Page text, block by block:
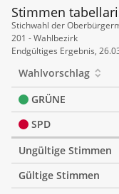
Stimmen
Stimmen
tabellarisch
Stichwahl der
201 - Wahlbezirk
Endgültiges Ergebnis,
Wahlvorschlag
GRÜNE
SPD
Ungültige Stimmen
Gültige Stimmen